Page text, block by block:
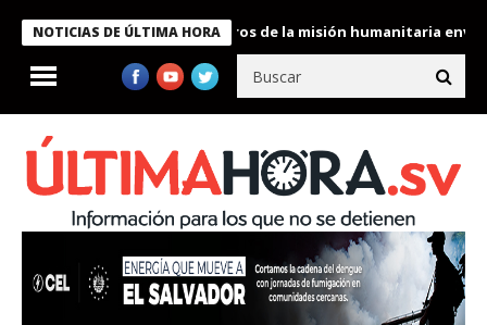
NOTICIAS DE ÚLTIMA HORA
condecora a miembros de la misión humanitaria enviada a